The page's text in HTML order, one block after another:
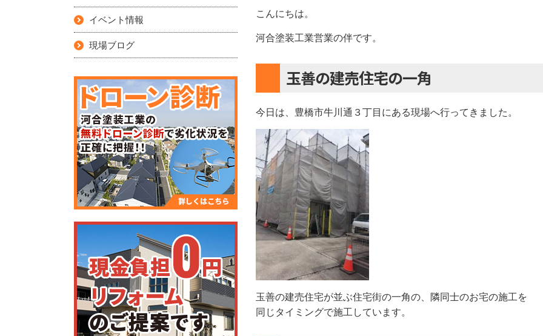
こんにちは。
河合塗装工業営業の伴です。
玉善の建売住宅の一角
今日は、豊橋市牛川通３丁目にある現場へ行ってきました。
玉善の建売住宅が並ぶ住宅街の一角の、隣同士のお宅の施工を
同じタイミングで施工しています。
イベント情報
現場ブログ